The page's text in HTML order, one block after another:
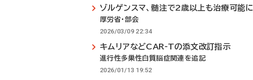
ゾルゲンスマ、髄注で2歳以上も治療可能に
厚労省・部会
2026/03/09 22:34
キムリアなどCAR-Tの添文改訂指示
進行性多巣性白質脳症関連を追記
2026/01/13 19:52